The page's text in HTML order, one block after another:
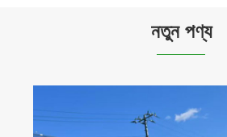
নতুন পণ্য